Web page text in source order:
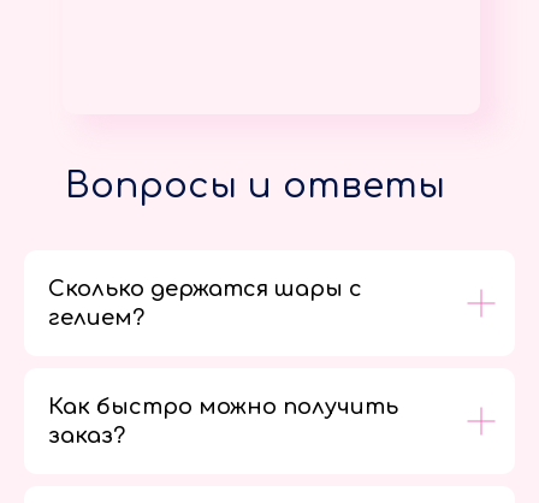
Вопросы и ответы
Сколько держатся шары с
гелием?
Как быстро можно получить
заказ?